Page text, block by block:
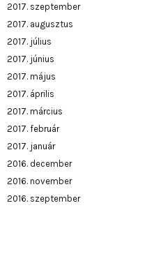
2017. szeptember
2017. augusztus
2017. július
2017. június
2017. május
2017. április
2017. március
2017. február
2017. január
2016. december
2016. november
2016. szeptember